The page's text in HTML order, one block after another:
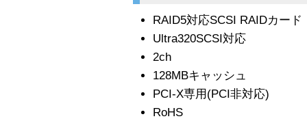
RAID5対応SCSI RAIDカード
Ultra320SCSI対応
2ch
128MBキャッシュ
PCI-X専用(PCI非対応)
RoHS